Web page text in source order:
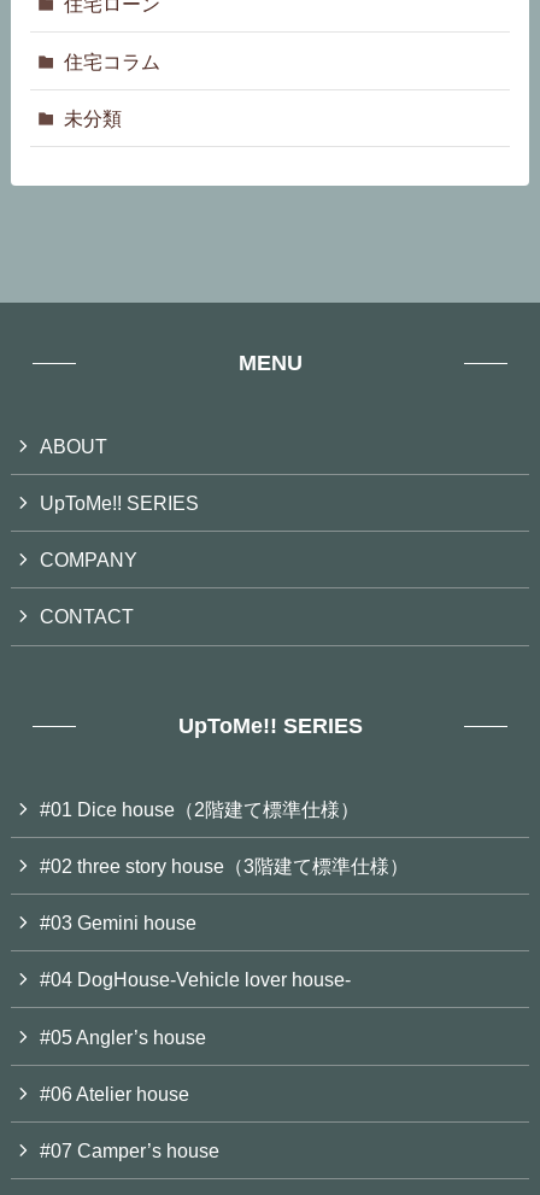
住宅コラム
未分類
MENU
ABOUT
UpToMe!! SERIES
COMPANY
CONTACT
UpToMe!! SERIES
#01 Dice house（2階建て標準仕様）
#02 three story house（3階建て標準仕様）
#03 Gemini house
#04 DogHouse-Vehicle lover house-
#05 Angler’s house
#06 Atelier house
#07 Camper’s house